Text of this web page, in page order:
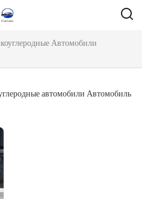
Автомобили
автомобили Автомобиль